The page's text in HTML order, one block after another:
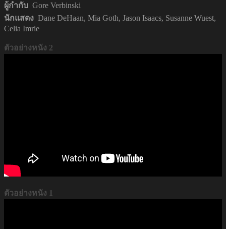
ผู้กำกับ Gore Verbinski
นักแสดง Dane DeHaan, Mia Goth, Jason Isaacs, Susanne Wuest,
Celia Imrie
ตัวอย่างหนัง 2
ตัวอย่างหนัง 1